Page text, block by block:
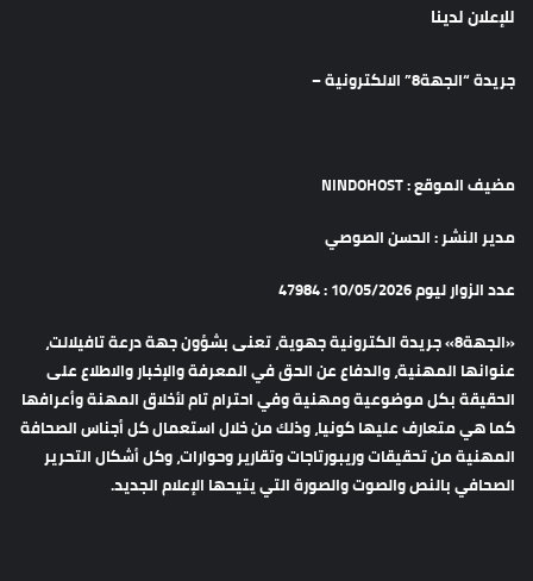
للإعلان لدينا
جريدة “الجهة8” الالكترونية –
مضيف الموقع : NINDOHOST
مدير النشر : الحسن الصوصي
عدد الزوار ليوم 10/05/2026 : 47984
«الجهة8» جريدة الكترونية جهوية، تعنى بشؤون جهة درعة تافيلالت،
عنوانها المهنية، والدفاع عن الحق في المعرفة والإخبار والاطلاع على
الحقيقة بكل موضوعية ومهنية وفي احترام تام لأخلاق المهنة وأعرافها
كما هي متعارف عليها كونيا، وذلك من خلال استعمال كل أجناس الصحافة
المهنية من تحقيقات وريبورتاجات وتقارير وحوارات، وكل أشكال التحرير
الصحافي بالنص والصوت والصورة التي يتيحها الإعلام الجديد.